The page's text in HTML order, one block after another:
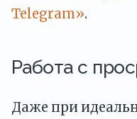
Telegram».
Работа с
Даже при